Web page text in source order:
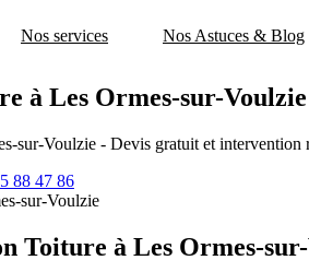
Nos services Nos Astuces & Blog
à Les Ormes-sur-Voulzie
sur-Voulzie - Devis gratuit et intervention
88 47 86
Toiture à Les Ormes-